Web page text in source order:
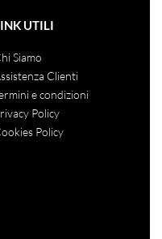
UTILI
Siamo
Clienti
e condizioni
Policy
Policy